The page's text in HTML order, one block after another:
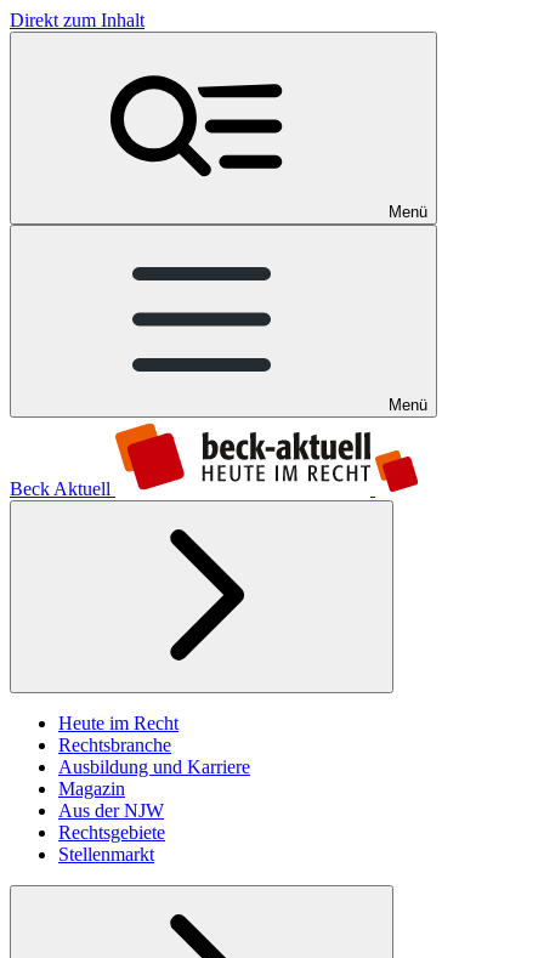
Direkt zum Inhalt
Menü
Menü
Beck Aktuell
Heute im Recht
Rechtsbranche
Ausbildung und Karriere
Magazin
Aus der NJW
Rechtsgebiete
Stellenmarkt